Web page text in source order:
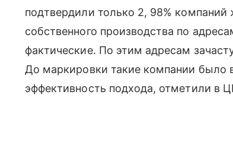
подтвердили только 2, 98%
собственного производства по
фактические. По этим адресам
До маркировки такие компании было
эффективность подхода, отметили в